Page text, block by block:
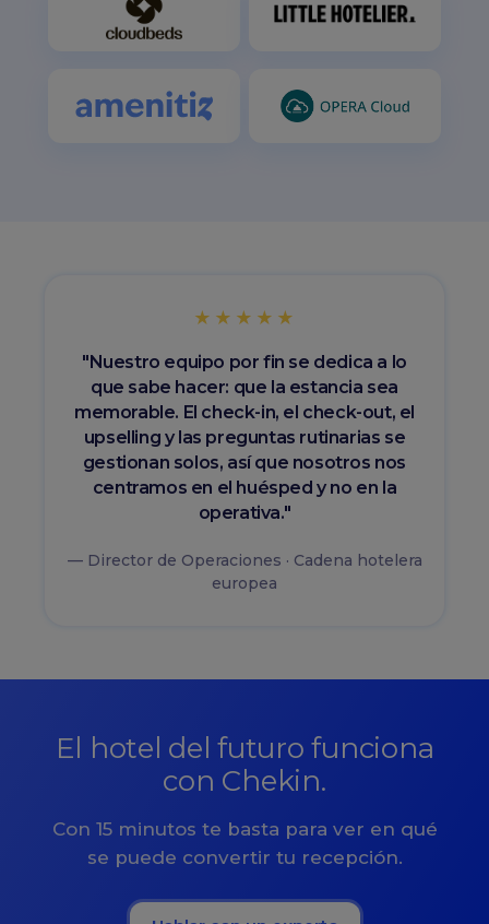
★★★★★
"Nuestro equipo por fin se dedica a lo
que sabe hacer: que la estancia sea
memorable. El check-in, el check-out, el
upselling y las preguntas rutinarias se
gestionan solos, así que nosotros nos
centramos en el huésped y no en la
operativa."
— Director de Operaciones · Cadena hotelera
europea
El hotel del futuro funciona
con Chekin.
Con 15 minutos te basta para ver en qué
se puede convertir tu recepción.